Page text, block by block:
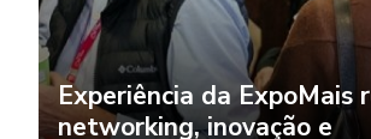
Experiência da ExpoMais
networking, inovação e